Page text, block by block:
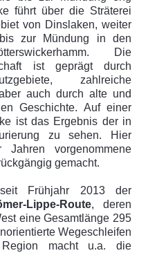
führt über die Sträterei
von Dinslaken, weiter
zur Mündung in den
Die
ist geprägt durch
zahlreiche
auch durch alte und
Geschichte. Auf einer
ist das Ergebnis der in
zu sehen. Hier
vorgenommene
gemacht.
Frühjahr 2013 der
Lippe-Route, deren
eine Gesamtlänge 295
Wegeschleifen
macht u.a. die